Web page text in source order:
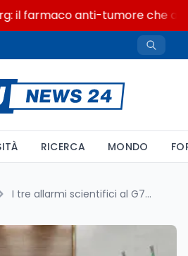
il farmaco anti-tumore che
RICERCA MONDO
I tre allarmi scientifici al G7 di Évian: dati e raccomandazioni S7